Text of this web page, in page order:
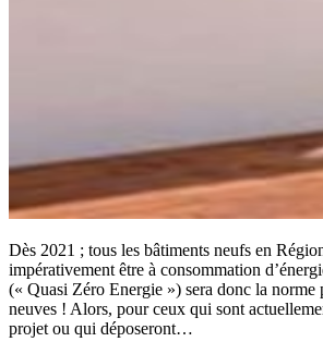
Dès 2021 ; tous les bâtiments neufs en
impérativement être à consommation
(« Quasi Zéro Energie ») sera donc la norme
neuves ! Alors, pour ceux qui sont
projet ou qui déposeront…